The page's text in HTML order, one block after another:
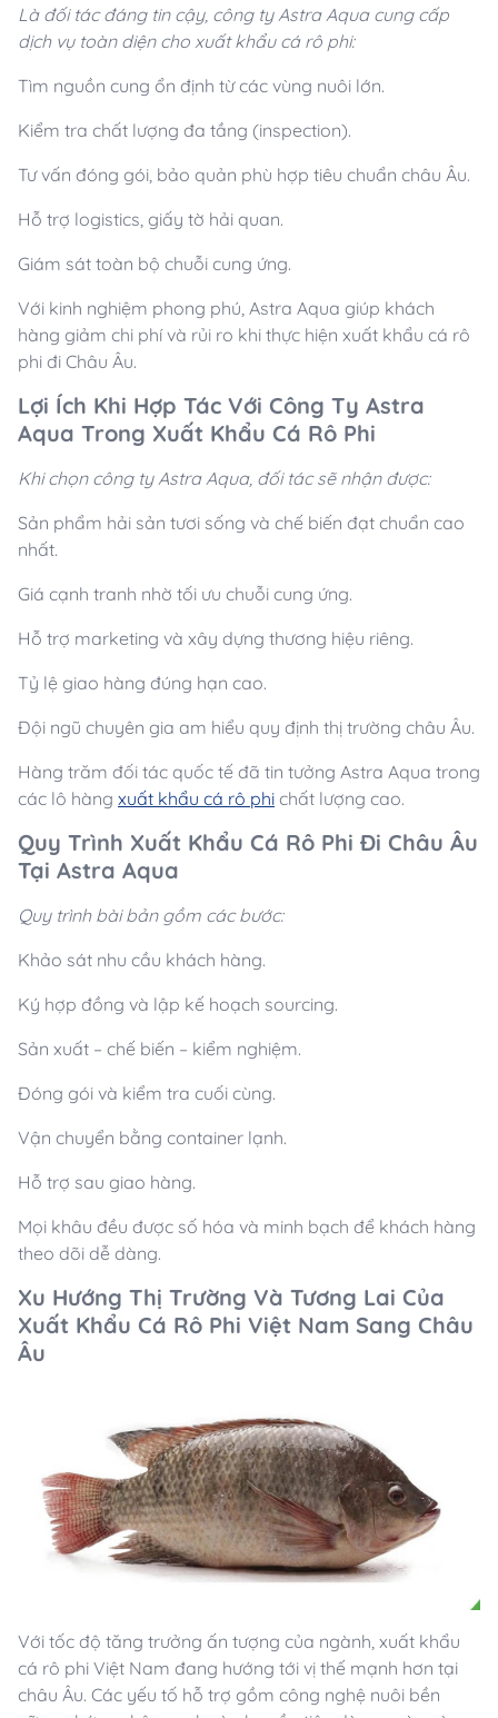
Là đối tác đáng tin cậy, công ty Astra Aqua cung cấp
dịch vụ toàn diện cho xuất khẩu cá rô phi:
Tìm nguồn cung ổn định từ các vùng nuôi lớn.
Kiểm tra chất lượng đa tầng (inspection).
Tư vấn đóng gói, bảo quản phù hợp tiêu chuẩn châu Âu.
Hỗ trợ logistics, giấy tờ hải quan.
Giám sát toàn bộ chuỗi cung ứng.
Với kinh nghiệm phong phú, Astra Aqua giúp khách
hàng giảm chi phí và rủi ro khi thực hiện xuất khẩu cá rô
phi đi Châu Âu.
Lợi Ích Khi Hợp Tác Với Công Ty Astra
Aqua Trong Xuất Khẩu Cá Rô Phi
Khi chọn công ty Astra Aqua, đối tác sẽ nhận được:
Sản phẩm hải sản tươi sống và chế biến đạt chuẩn cao
nhất.
Giá cạnh tranh nhờ tối ưu chuỗi cung ứng.
Hỗ trợ marketing và xây dựng thương hiệu riêng.
Tỷ lệ giao hàng đúng hạn cao.
Đội ngũ chuyên gia am hiểu quy định thị trường châu Âu.
Hàng trăm đối tác quốc tế đã tin tưởng Astra Aqua trong
các lô hàng xuất khẩu cá rô phi chất lượng cao.
Quy Trình Xuất Khẩu Cá Rô Phi Đi Châu Âu
Tại Astra Aqua
Quy trình bài bản gồm các bước:
Khảo sát nhu cầu khách hàng.
Ký hợp đồng và lập kế hoạch sourcing.
Sản xuất – chế biến – kiểm nghiệm.
Đóng gói và kiểm tra cuối cùng.
Vận chuyển bằng container lạnh.
Hỗ trợ sau giao hàng.
Mọi khâu đều được số hóa và minh bạch để khách hàng
theo dõi dễ dàng.
Xu Hướng Thị Trường Và Tương Lai Của
Xuất Khẩu Cá Rô Phi Việt Nam Sang Châu
Âu
Với tốc độ tăng trưởng ấn tượng của ngành, xuất khẩu
cá rô phi Việt Nam đang hướng tới vị thế mạnh hơn tại
châu Âu. Các yếu tố hỗ trợ gồm công nghệ nuôi bền